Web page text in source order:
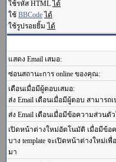
ใช้รหัส HTML ได้
ใช้ BBCode ได้
ใช้รูปรอยยิ้ม ได้
แสดง Email เสมอ:
ซ่อนสถานะการ online ของคุณ:
เตือนเมื่อมีผู้ตอบเสมอ:
ส่ง Email เตือนเมื่อมีผู้ตอบ สามาร
ส่ง Email เตือนเมื่อมีข้อความส่วนตั
เปิดหน้าต่างใหม่อัตโนมัติ เมื่อมีข้อ
บาง template จะเปิดหน้าต่างใหม่เ
มา